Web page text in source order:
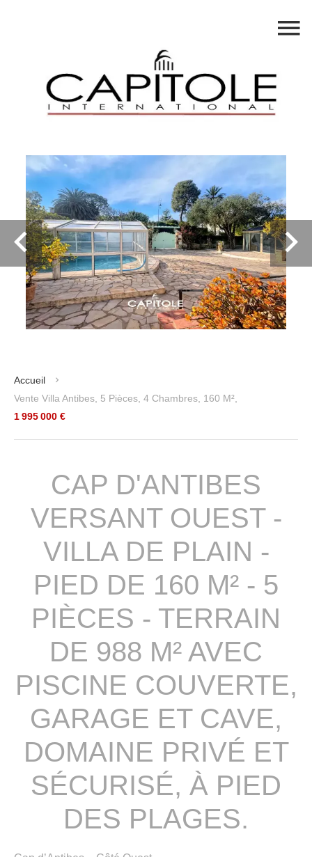
Accueil
Vente Villa Antibes, 5 Pièces, 4 Chambres, 160 M²,
1 995 000 €
CAP D'ANTIBES
VERSANT OUEST -
VILLA DE PLAIN -
PIED DE 160 M² - 5
PIÈCES - TERRAIN
DE 988 M² AVEC
PISCINE COUVERTE,
GARAGE ET CAVE,
DOMAINE PRIVÉ ET
SÉCURISÉ, À PIED
DES PLAGES.